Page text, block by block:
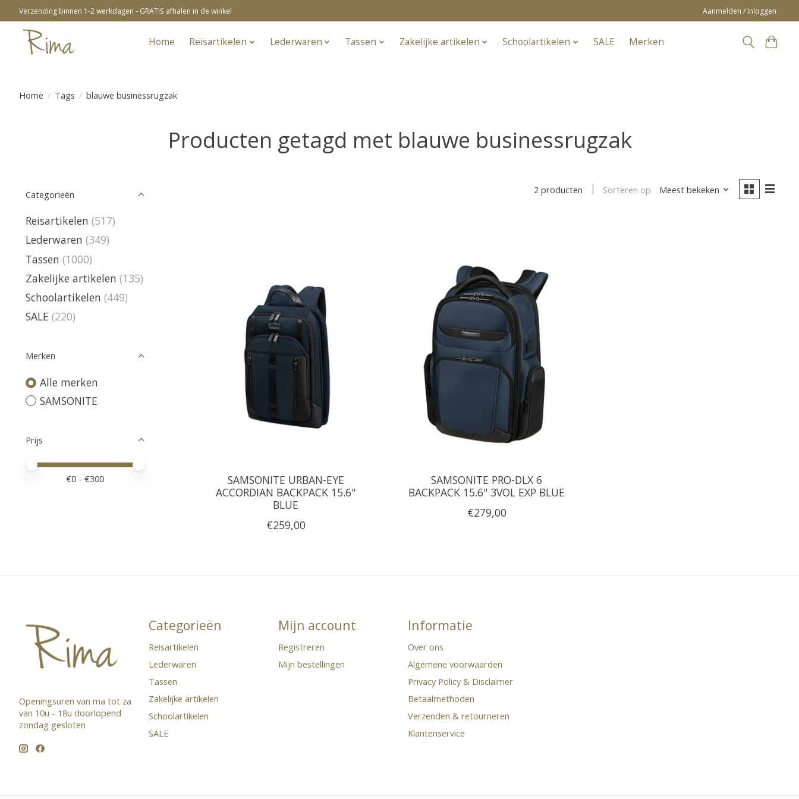
Verzending binnen 1-2 werkdagen - GRATIS afhalen in de winkel Aanmelden / Inloggen
Home Reisartikelen Lederwaren Tassen Zakelijke artikelen Schoolartikelen SALE Merken
Home / Tags / blauwe businessrugzak
Producten getagd met blauwe businessrugzak
Categorieën
Reisartikelen (517)
Lederwaren (349)
Tassen (1000)
Zakelijke artikelen (135)
Schoolartikelen (449)
SALE (220)
Merken
Alle merken
SAMSONITE
Prijs
Minimale prijswaarde
Price maximum value
€0 - €300
2 producten Sorteren op Meest bekeken
SAMSONITE URBAN-EYE
ACCORDIAN BACKPACK 15.6"
BLUE
€259,00
SAMSONITE PRO-DLX 6
BACKPACK 15.6" 3VOL EXP BLUE
€279,00
Openingsuren van ma tot za
van 10u - 18u doorlopend ​
zondag gesloten
Categorieën
Reisartikelen
Lederwaren
Tassen
Zakelijke artikelen
Schoolartikelen
SALE
Mijn account
Registreren
Mijn bestellingen
Informatie
Over ons
Algemene voorwaarden
Privacy Policy & Disclaimer
Betaalmethoden
Verzenden & retourneren
Klantenservice